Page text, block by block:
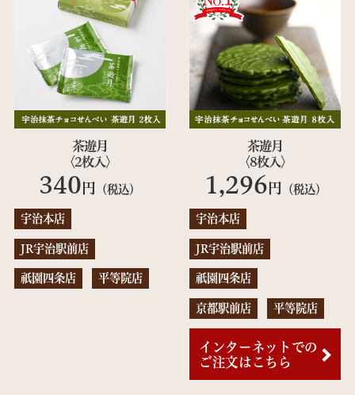
茶遊月
〈2枚入〉
340 円 （税込）
宇治本店
JR宇治駅前店
祇園四条店 平等院店
茶遊月
〈8枚入〉
1,296 円 （税込）
宇治本店
JR宇治駅前店
祇園四条店
京都駅前店 平等院店
インターネットでの
ご注文はこちら